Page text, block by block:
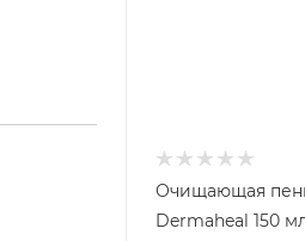
Очищающая
Dermaheal 150